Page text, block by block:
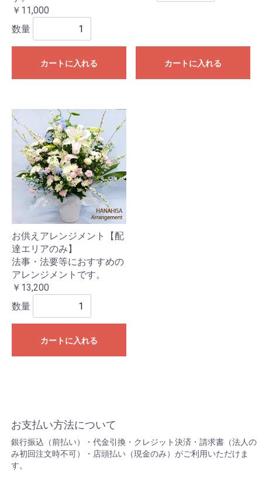
￥11,000
数量
カートに入れる カートに入れる
お供えアレンジメント【配
達エリアのみ】
法事・法要等におすすめの
アレンジメントです。
￥13,200
数量
カートに入れる
お支払い方法について
銀行振込（前払い）・代金引換・クレジット決済・請求書（法人の
み初回注文時不可）・店頭払い（現金のみ）がご利用いただけま
す。